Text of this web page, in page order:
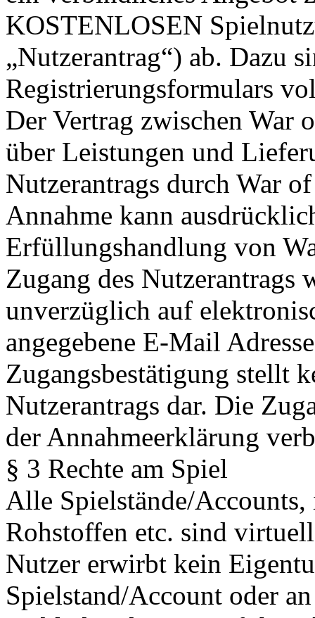
KOSTENLOSEN
„Nutzerantrag“) ab. Dazu
Registrierungsformulars
Der Vertrag zwischen War
über Leistungen und
Nutzerantrags durch War
Annahme kann
Erfüllungshandlung von
Zugang des Nutzerantrags
unverzüglich auf
angegebene E-Mail
Zugangsbestätigung stellt
Nutzerantrags dar. Die
der Annahmeerklärung
§ 3 Rechte am Spiel
Alle Spielstände/
Rohstoffen etc. sind
Nutzer erwirbt kein
Spielstand/Account oder